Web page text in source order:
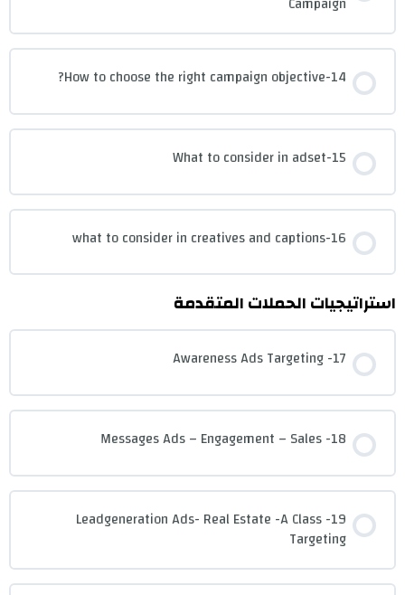
14-How to choose the right campaign objective?
15-What to consider in adset
16-what to consider in creatives and captions
استراتيجيات الحملات المتقدمة
17- Awareness Ads Targeting
18- Messages Ads – Engagement – Sales
19- Leadgeneration Ads- Real Estate -A Class
Targeting